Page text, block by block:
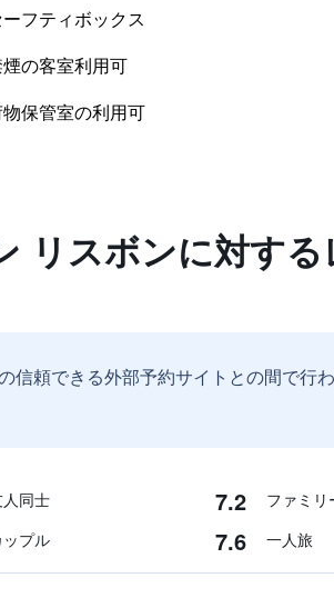
フティボックス
の客室利用可
保管室の利用可
リスボンに対す
信頼できる外部予約サイトとの間で行
同士 7.2 ファミリ
ップル 7.6 一人旅